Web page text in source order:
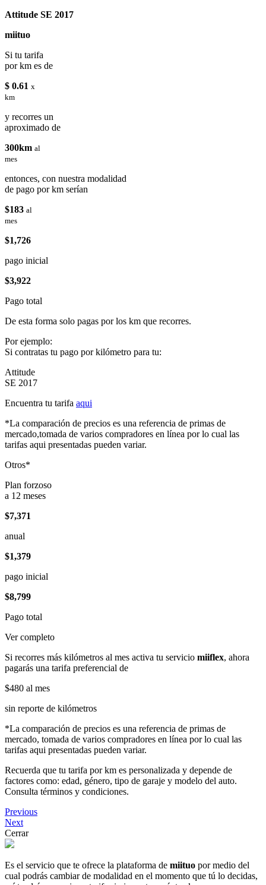
Attitude SE 2017
miituo
Si tu tarifa
por km es de
$ 0.61 x
km
y recorres un
aproximado de
300km al
mes
entonces, con nuestra modalidad
de pago por km serían
$183 al
mes
$1,726
pago inicial
$3,922
Pago total
De esta forma solo pagas por los km que recorres.
Por ejemplo:
Si contratas tu pago por kilómetro para tu:
Attitude
SE 2017
Encuentra tu tarifa aqui
*La comparación de precios es una referencia de primas de
mercado,tomada de varios compradores en línea por lo cual las
tarifas aqui presentadas pueden variar.
Otros*
Plan forzoso
a 12 meses
$7,371
anual
$1,379
pago inicial
$8,799
Pago total
Ver completo
Si recorres más kilómetros al mes activa tu servicio miiflex, ahora
pagarás una tarifa preferencial de
$480 al mes
sin reporte de kilómetros
*La comparación de precios es una referencia de primas de
mercado, tomada de varios compradores en línea por lo cual las
tarifas aqui presentadas pueden variar.
Recuerda que tu tarifa por km es personalizada y depende de
factores como: edad, género, tipo de garaje y modelo del auto.
Consulta términos y condiciones.
Previous
Next
Cerrar
Es el servicio que te ofrece la plataforma de miituo por medio del
cual podrás cambiar de modalidad en el momento que tú lo decidas,